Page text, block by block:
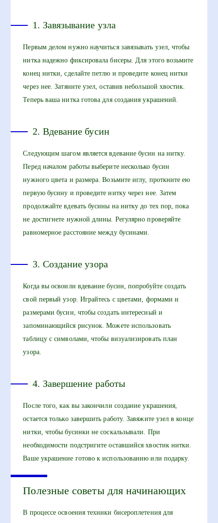
1. Завязывание узла
Первым делом нужно научиться завязывать узел, чтобы
нитка надежно фиксировала бисеры. Для этого возьмите
конец нитки, сделайте петлю и проведите конец нитки
через нее. Затяните узел, оставив небольшой хвостик.
Теперь ваша нитка готова для создания украшений.
2. Вдевание бусин
Следующим шагом является вдевание бусин на нитку.
Перед началом работы выберите несколько бусин
нужного цвета и размера. Возьмите иглу, проткните ею
первую бусину и проведите нитку через нее. Затем
продолжайте вдевать бусины на нитку до тех пор, пока
не достигнете нужной длины. Регулярно проверяйте
равномерное расстояние между бусинами.
3. Создание узора
Когда вы освоили вдевание бусин, попробуйте создать
свой первый узор. Играйтесь с цветами, формами и
размерами бусин, чтобы создать интересный и
запоминающийся рисунок. Можете использовать
таблицу с символами, чтобы визуализировать план
узора.
4. Завершение работы
После того, как вы закончили создание украшения,
остается только завершить работу. Завяжите узел в конце
нитки, чтобы бусинки не соскальзывали. При
необходимости подстригите оставшийся хвостик нитки.
Ваше украшение готово к использованию или подарку.
Полезные советы для начинающих
В процессе освоения техники бисероплетения для